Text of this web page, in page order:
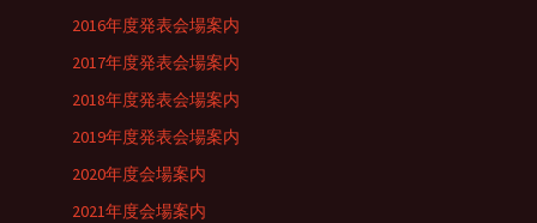
2016年度発表会場案内
2017年度発表会場案内
2018年度発表会場案内
2019年度発表会場案内
2020年度会場案内
2021年度会場案内